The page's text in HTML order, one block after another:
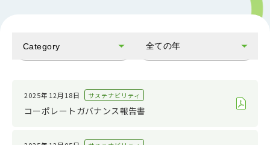
Category
お知らせ
会社情報
全ての年
2025
2024
2025年12月18日 サステナビリティ
コーポレートガバナンス報告書